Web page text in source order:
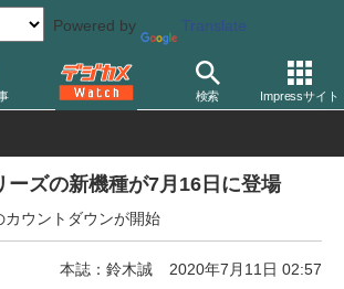
Powered by Translate
検索 Impressサイト
ラ レンジファインダーカメラ ライカ
ーズの新機種が7月16日に登場
カウントダウンが開始
本誌：鈴木誠 2020年7月11日 02:57